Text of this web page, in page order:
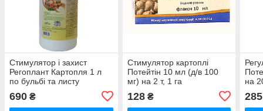
Стимулятор і захист
Регоплант Картопля 1 л
по бульбі та листу
690 ₴
Стимулятор картоплі
Потейтін 10 мл (д/в 100
мг) на 2 т, 1 га
128₴
на
285